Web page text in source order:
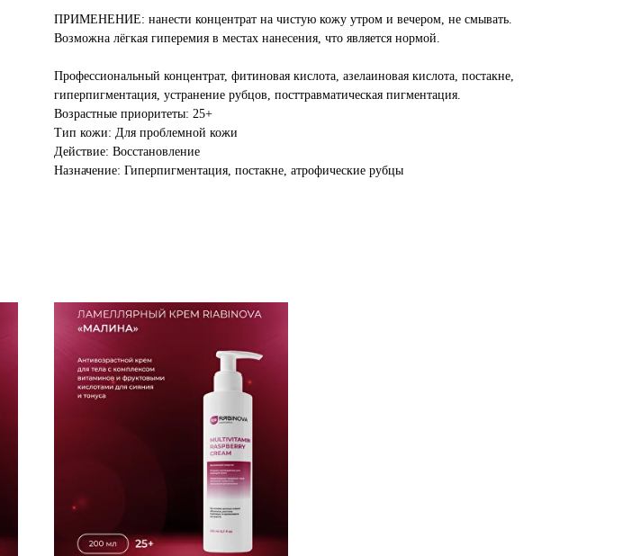
ПРИМЕНЕНИЕ: нанести концентрат на чистую кожу утром и вечером, не смывать.
Возможна лёгкая гиперемия в местах нанесения, что является нормой.
Профессиональный концентрат, фитиновая кислота, азелаиновая кислота, постакне,
гиперпигментация, устранение рубцов, посттравматическая пигментация.
Возрастные приоритеты: 25+
Тип кожи: Для проблемной кожи
Действие: Восстановление
Назначение: Гиперпигментация, постакне, атрофические рубцы